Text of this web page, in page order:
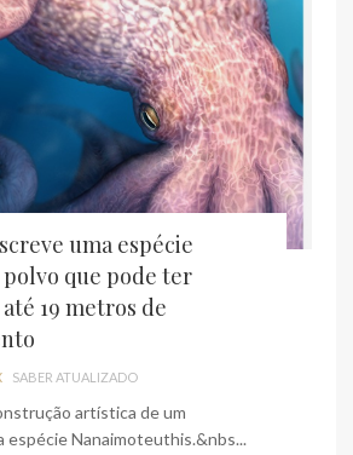
uma espécie
que pode ter
19 metros de
SABER ATUALIZADO
artística de um
espécie Nanaimoteuthis.&nbs...